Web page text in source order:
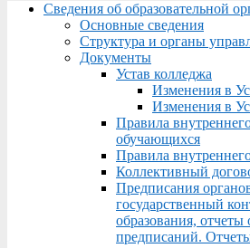
Menu
Сведения об образовательной
Основные сведения
Структура и органы
Документы
Устав колледжа
Изменения в
Изменения в
Правила
обучающихся
Правила
Коллективный
Предписания
государственный
образования,
предписаний.